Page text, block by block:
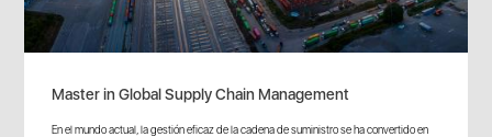
Master in Global Supply Chain Management
En el mundo actual, la gestión eficaz de la cadena de suministro se ha convertido en